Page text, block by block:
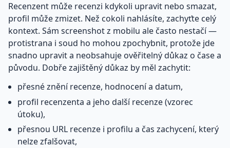
Recenzent může recenzi kdykoli upravit nebo smazat,
profil může zmizet. Než cokoli nahlásíte, zachyťte celý
kontext. Sám screenshot z mobilu ale často nestačí —
protistrana i soud ho mohou zpochybnit, protože jde
snadno upravit a neobsahuje ověřitelný důkaz o čase a
původu. Dobře zajištěný důkaz by měl zachytit:
přesné znění recenze, hodnocení a datum,
profil recenzenta a jeho další recenze (vzorec
útoku),
přesnou URL recenze i profilu a čas zachycení, který
nelze zfalšovat,